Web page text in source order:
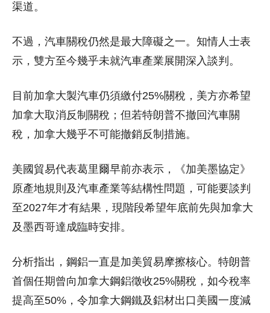
渠道。
不過，汽車關稅仍然是最大障礙之一。知情人士表
示，雙方至今幾乎未就汽車產業展開深入談判。
目前加拿大製汽車仍須繳付25%關稅，美方亦希望
加拿大取消反制關稅；但若特朗普不撤回汽車關
稅，加拿大幾乎不可能撤銷反制措施。
美國貿易代表葛里爾早前亦表示，《加美墨協定》
原產地規則及汽車產業等結構性問題，可能要談判
至2027年才有結果，現階段希望年底前先與加拿大
及墨西哥達成臨時安排。
分析指出，鋼鋁一直是加美貿易摩擦核心。特朗普
首個任期曾向加拿大鋼鋁徵收25%關稅，如今稅率
提高至50%，令加拿大鋼鐵及鋁材出口美國一度減